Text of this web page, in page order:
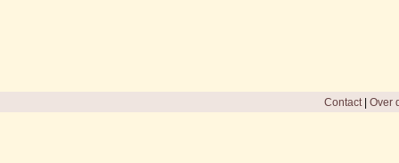
Contact| Over